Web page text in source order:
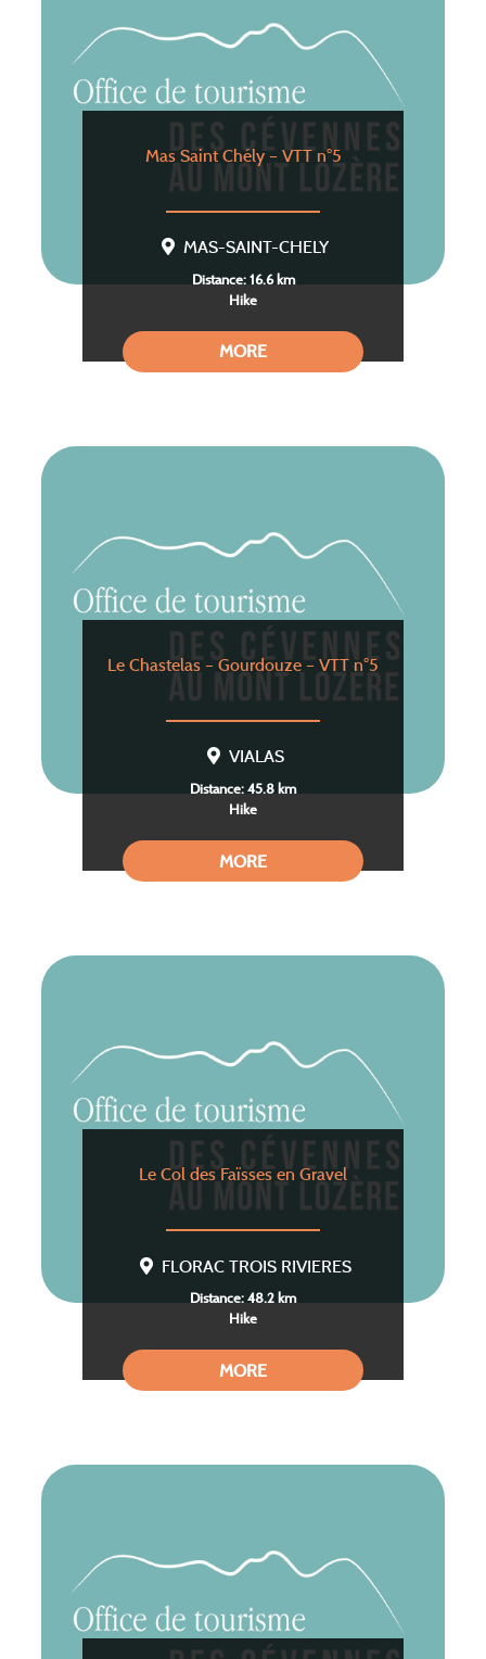
Mas Saint Chély – VTT n°5
MAS-SAINT-CHELY
Distance: 16.6 km
Hike
MORE
Le Chastelas – Gourdouze – VTT n°5
VIALAS
Distance: 45.8 km
Hike
MORE
Le Col des Faïsses en Gravel
FLORAC TROIS RIVIERES
Distance: 48.2 km
Hike
MORE